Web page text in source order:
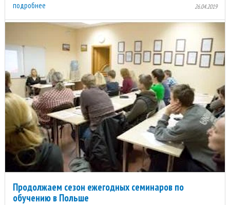
подробнее 26.04.2019
Продолжаем сезон ежегодных семинаров по
обучению в Польше